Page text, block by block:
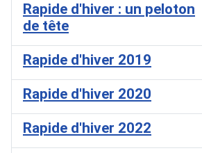
Rapide d'hiver : un peloton
de tête
Rapide d'hiver 2019
Rapide d'hiver 2020
Rapide d'hiver 2022